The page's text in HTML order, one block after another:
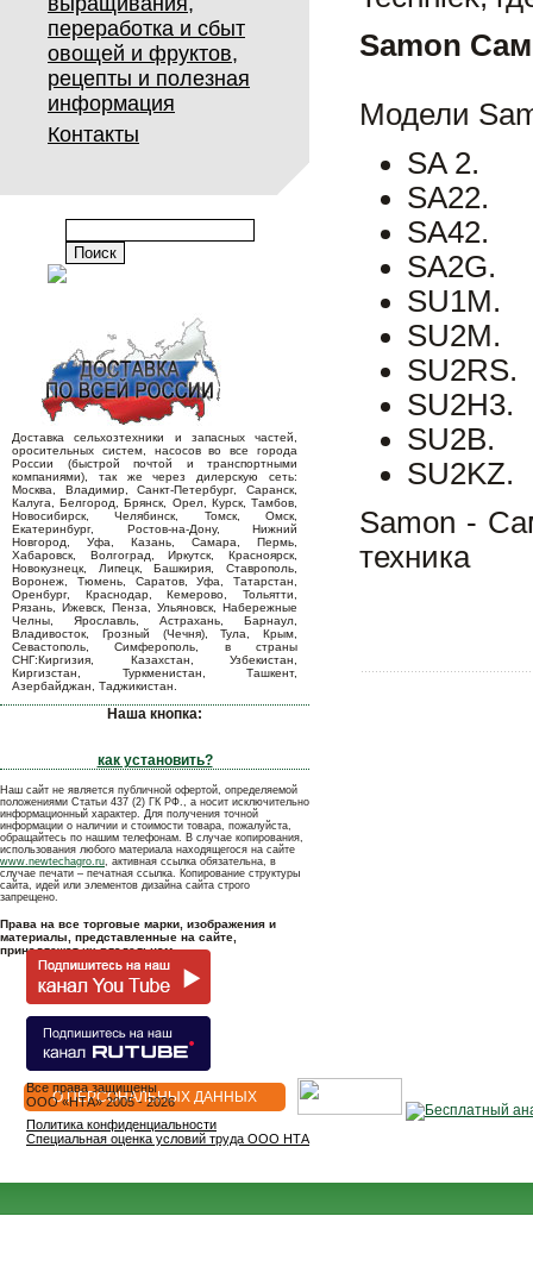
переработка и сбыт
овощей и фруктов,
рецепты и полезная
информация
Контакты
Доставка сельхозтехники и запасных частей,
оросительных систем, насосов во все города
России (быстрой почтой и транспортными
компаниями), так же через дилерскую сеть:
Москва, Владимир, Санкт-Петербург, Саранск,
Калуга, Белгород, Брянск, Орел, Курск, Тамбов,
Новосибирск, Челябинск, Томск, Омск,
Екатеринбург, Ростов-на-Дону, Нижний
Новгород, Уфа, Казань, Самара, Пермь,
Хабаровск, Волгоград, Иркутск, Красноярск,
Новокузнецк, Липецк, Башкирия, Ставрополь,
Воронеж, Тюмень, Саратов, Уфа, Татарстан,
Оренбург, Краснодар, Кемерово, Тольятти,
Рязань, Ижевск, Пенза, Ульяновск, Набережные
Челны, Ярославль, Астрахань, Барнаул,
Владивосток, Грозный (Чечня), Тула, Крым,
Севастополь, Симферополь, в страны
СНГ:Киргизия, Казахстан, Узбекистан,
Киргизстан, Туркменистан, Ташкент,
Азербайджан, Таджикистан.
Наша кнопка:
как установить?
Наш сайт не является публичной офертой, определяемой
положениями Статьи 437 (2) ГК РФ., а носит исключительно
информационный характер. Для получения точной
информации о наличии и стоимости товара, пожалуйста,
обращайтесь по нашим телефонам. В случае копирования,
использования любого материала находящегося на сайте
www.newtechagro.ru, активная ссылка обязательна, в
случае печати – печатная ссылка. Копирование структуры
сайта, идей или элементов дизайна сайта строго
запрещено.
Права на все торговые марки, изображения и
материалы, представленные на сайте,
принадлежат их владельцам.
Samon
Модели
SA 2.
SA22.
SA42.
SA2G.
SU1M.
SU2M.
SU2RS.
SU2H3.
SU2B.
SU2KZ.
Samon -
техника
О ПЕРСОНАЛЬНЫХ ДАННЫХ
Все права защищены
OOO «НТА» 2005 - 2026
Политика конфиденциальности
Специальная оценка условий труда ООО НТА